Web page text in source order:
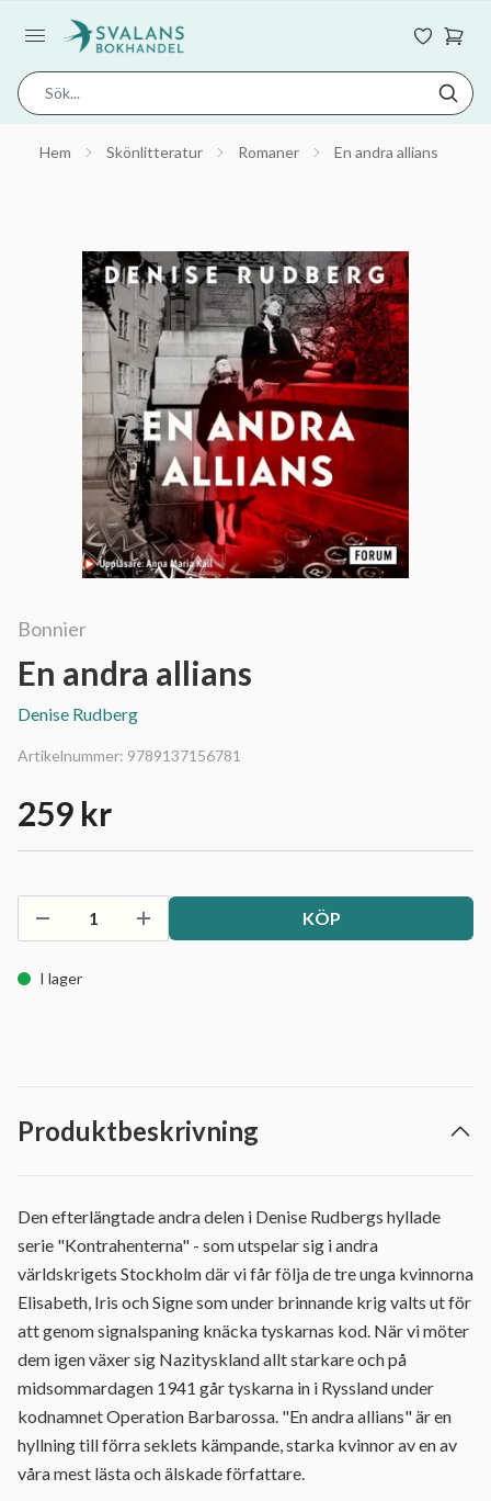
Hem Skönlitteratur Romaner En andra allians
Bonnier
En andra allians
Denise Rudberg
Artikelnummer: 9789137156781
259 kr
KÖP
I lager
Produktbeskrivning
Den efterlängtade andra delen i Denise Rudbergs hyllade
serie "Kontrahenterna" - som utspelar sig i andra
världskrigets Stockholm där vi får följa de tre unga kvinnorna
Elisabeth, Iris och Signe som under brinnande krig valts ut för
att genom signalspaning knäcka tyskarnas kod. När vi möter
dem igen växer sig Nazityskland allt starkare och på
midsommardagen 1941 går tyskarna in i Ryssland under
kodnamnet Operation Barbarossa. "En andra allians" är en
hyllning till förra seklets kämpande, starka kvinnor av en av
våra mest lästa och älskade författare.